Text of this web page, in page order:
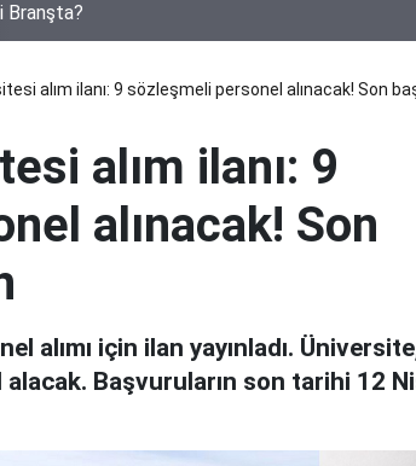
alım ilanı: 9 sözleşmeli personel alınacak! Son
alım ilanı: 9
alınacak! Son
alımı için ilan yayınladı.
Başvuruların son tarihi 12